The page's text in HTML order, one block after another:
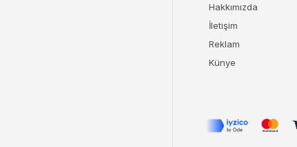
Hakkımızda
İletişim
Reklam
Künye